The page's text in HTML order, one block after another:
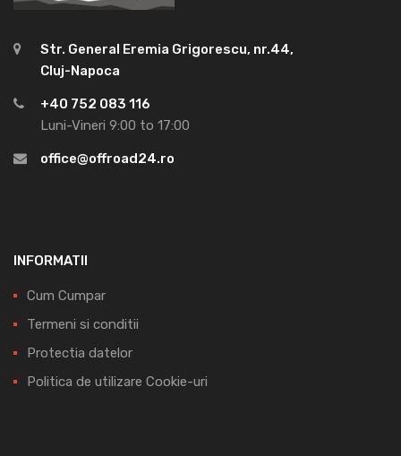
Str. General Eremia Grigorescu, nr.44,
Cluj-Napoca
+40 752 083 116
Luni-Vineri 9:00 to 17:00
office@offroad24.ro
INFORMATII
Cum Cumpar
Termeni si conditii
Protectia datelor
Politica de utilizare Cookie-uri